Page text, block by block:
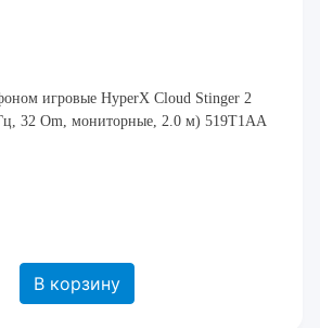
игровые HyperX Cloud Stinger 2
32 Om, мониторные, 2.0 м) 519T1AA
В корзину